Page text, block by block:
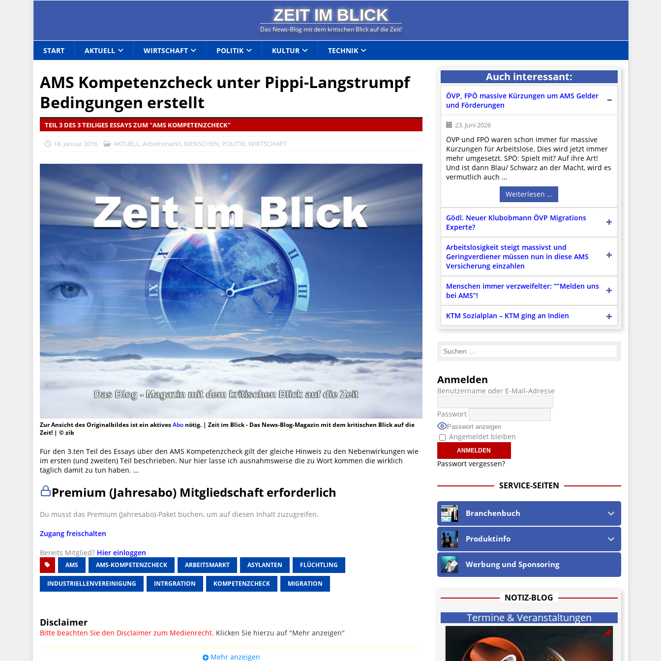
ZEIT IM BLICK
Das News-Blog mit dem kritischen Blick auf die Zeit!
START AKTUELL WIRTSCHAFT POLITIK KULTUR TECHNIK
AMS Kompetenzcheck unter Pippi-Langstrumpf
Bedingungen erstellt
TEIL 3 DES 3 TEILIGES ESSAYS ZUM "AMS KOMPETENZCHECK"
18. Januar 2016 AKTUELL,Arbeitsmarkt, MENSCHEN, POLITIK,WIRTSCHAFT
Zur Ansicht des Originalbildes ist ein aktivesAbo nötig. | Zeit im Blick - Das News-Blog-Magazin mit dem kritischen Blick auf die
Zeit! | © zib
Für den 3.ten Teil des Essays über den AMS Kompetenzcheck gilt der gleiche Hinweis zu den Nebenwirkungen wie
im ersten (und zweiten) Teil beschrieben. Nur hier lasse ich ausnahmsweise die zu Wort kommen die wirklich
täglich damit zu tun haben. …
Premium (Jahresabo) Mitgliedschaft erforderlich
Du musst das Premium (Jahresabo)-Paket buchen, um auf diesen Inhalt zuzugreifen.
Zugang freischalten
Bereits Mitglied? Hier einloggen
AMS AMS-KOMPETENZCHECK ARBEITSMARKT ASYLANTEN FLÜCHTLING
INDUSTRIELLENVEREINIGUNG INTRGRATION KOMPETENZCHECK MIGRATION
Disclaimer
Bitte beachten Sie den Disclaimer zum Medienrecht. Klicken Sie hierzu auf "Mehr anzeigen"
UPDATE: § 17 ECG seit 16.02.2024 weggefallen.
Mehr anzeigen
Auch interessant:
ÖVP, FPÖ massive Kürzungen um AMS Gelder
und Förderungen
23. Juni 2026
ÖVP und FPÖ waren schon immer für massive
Kürzungen für Arbeitslose. Dies wird jetzt immer
mehr umgesetzt. SPÖ: Spielt mit? Auf ihre Art!
Und ist dann Blau/ Schwarz an der Macht, wird es
vermutlich auch ...
Weiterlesen …
Gödl. Neuer Klubobmann ÖVP Migrations
Experte?
Arbeitslosigkeit steigt massivst und
Geringverdiener müssen nun in diese AMS
Versicherung einzahlen
Menschen immer verzweifelter: “”Melden uns
bei AMS”!
KTM Sozialplan – KTM ging an Indien
Anmelden
Benutzername oder E-Mail-Adresse
Passwort
Passwort anzeigen
Angemeldet bleiben
Passwort vergessen?
SERVICE-SEITEN
Branchenbuch
Produktinfo
Werbung und Sponsoring
NOTIZ-BLOG
Termine & Veranstaltungen